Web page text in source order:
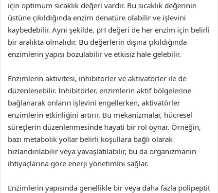
için optimum sıcaklık değeri vardır. Bu sıcaklık değerinin
üstüne çıkıldığında enzim denatüre olabilir ve işlevini
kaybedebilir. Aynı şekilde, pH değeri de her enzim için belirli
bir aralıkta olmalıdır. Bu değerlerin dışına çıkıldığında
enzimlerin yapısı bozulabilir ve etkisiz hale gelebilir.
Enzimlerin aktivitesi, inhibitörler ve aktivatörler ile de
düzenlenebilir. İnhibitörler, enzimlerin aktif bölgelerine
bağlanarak onların işlevini engellerken, aktivatörler
enzimlerin etkinliğini artırır. Bu mekanizmalar, hücresel
süreçlerin düzenlenmesinde hayati bir rol oynar. Örneğin,
bazı metabolik yollar belirli koşullara bağlı olarak
hızlandırılabilir veya yavaşlatılabilir, bu da organizmanın
ihtiyaçlarına göre enerji yönetimini sağlar.
Enzimlerin yapısında genellikle bir veya daha fazla polipeptit